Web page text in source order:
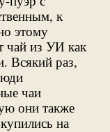
к
этому
чай из УИ как
Всякий раз,
чаи
они также
на